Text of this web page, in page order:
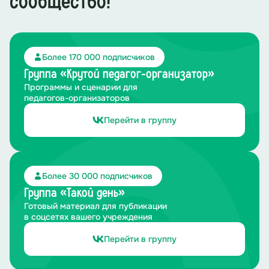
Солнце в небе смотрит на меня.
Надо мною летает вольный ветер.
Он такой же, как и я.
И хочется просто
Нам другого не нужно.
Вы такой вот крутой.
И всё, потому что…
Более 170 000 подписчиков
Группа «Крутой педагог-организатор»
Программы и сценарии для
педагогов-организаторов
Перейти в группу
Более 30 000 подписчиков
Группа «Такой день»
Готовый материал для публикации
в соцсетях вашего учреждения
Перейти в группу